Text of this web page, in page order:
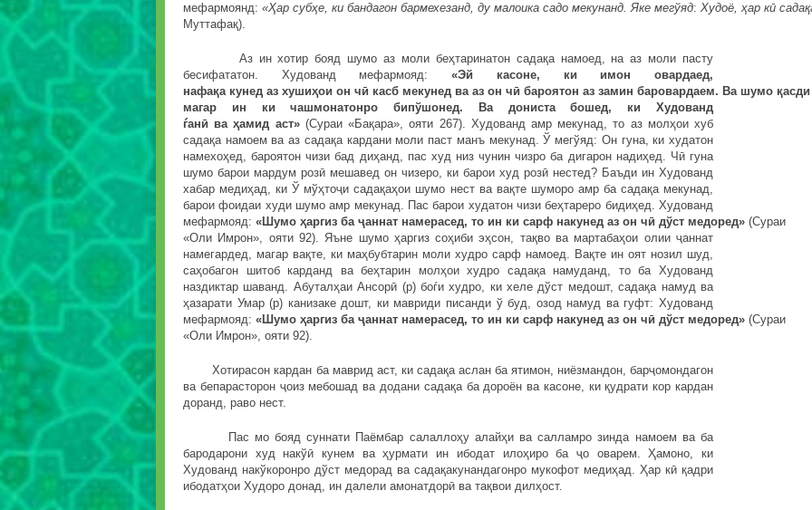
мефармоянд: «Ҳар субҳе, ки бандагон бармехезанд, ду малоика садо мекунанд.Яке мегўяд: Худоё,ҳар кӣ садақ
Муттафақ).
Аз ин хотир бояд шумо аз моли беҳтаринатон садақа намоед, на аз моли пасту
бесифататон. Худованд мефармояд:«Эй касоне, ки имон овардаед,
нафақа кунед аз хушиҳои он чӣ касб мекунед ва аз он чӣ бароятон аз замин баровардаем. Ва шумо қасди
магар ин ки чашмонатонро бипўшонед. Ва дониста бошед, ки Худованд
ѓанӣ ва ҳамид аст»(Сураи «Бақара», ояти 267). Худованд амр мекунад, то аз молҳои хуб
садақа намоем ва аз садақа кардани моли паст манъ мекунад. Ў мегўяд: Он гуна, ки худатон
намехоҳед, бароятон чизи бад диҳанд, пас худ низ чунин чизро ба дигарон надиҳед. Чӣ гуна
шумо барои мардум розӣ мешавед он чизеро, ки барои худ розӣ нестед? Баъди ин Худованд
хабар медиҳад, ки Ў мўҳтоҷи садақаҳои шумо нест ва вақте шуморо амр ба садақа мекунад,
барои фоидаи худи шумо амр мекунад. Пас барои худатон чизи беҳтареро бидиҳед. Худованд
мефармояд: «Шумо ҳаргиз ба ҷаннат намерасед, то ин ки сарф накунед аз он чӣ дўст медоред» (Сураи
«Оли Имрон», ояти 92). Яъне шумо ҳаргиз соҳиби эҳсон, тақво ва мартабаҳои олии ҷаннат
намегардед, магар вақте, ки маҳбубтарин моли худро сарф намоед. Вақте ин оят нозил шуд,
саҳобагон шитоб карданд ва беҳтарин молҳои худро садақа намуданд, то ба Худованд
наздиктар шаванд. Абуталҳаи Ансорӣ (р) боѓи худро, ки хеле дўст медошт, садақа намуд ва
ҳазарати Умар (р) канизаке дошт, ки мавриди писанди ў буд, озод намуд ва гуфт: Худованд
мефармояд: «Шумо ҳаргиз ба ҷаннат намерасед, то ин ки сарф накунед аз он чӣ дўст медоред» (Сураи
«Оли Имрон», ояти 92).
Хотирасон кардан ба маврид аст, ки садақа аслан ба ятимон, ниёзмандон, барҷомондагон
ва бепарасторон ҷоиз мебошад ва додани садақа ба дороён ва касоне, ки қудрати кор кардан
доранд, раво нест.
Пас мо бояд суннати Паёмбар салаллоҳу алайҳи ва салламро зинда намоем ва ба
бародарони худ накўӣ кунем ва ҳурмати ин ибодат илоҳиро ба ҷо оварем. Ҳамоно, ки
Худованд накўкоронро дўст медорад ва садақакунандагонро мукофот медиҳад. Ҳар кӣ қадри
ибодатҳои Худоро донад, ин далели амонатдорӣ ва тақвои дилҳост.